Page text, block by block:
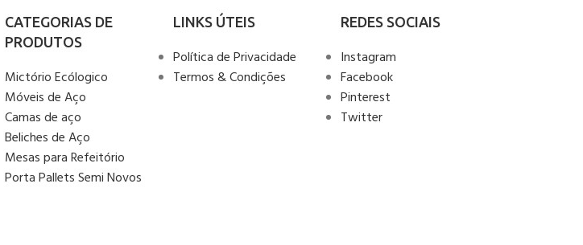
CATEGORIAS DE
PRODUTOS
Mictório Ecólogico
Móveis de Aço
Camas de aço
Beliches de Aço
Mesas para Refeitório
Porta Pallets Semi Novos
LINKS ÚTEIS
Política de Privacidade
Termos & Condições
REDES SOCIAIS
Instagram
Facebook
Pinterest
Twitter